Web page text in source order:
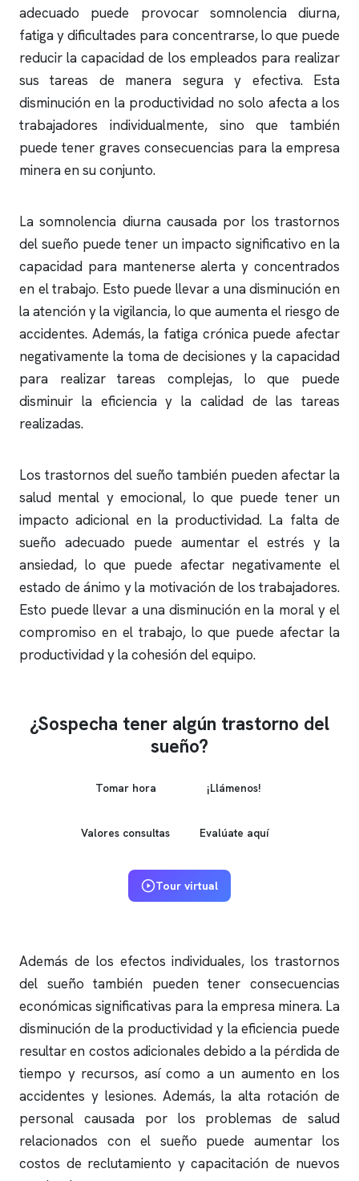
adecuado puede provocar somnolencia diurna,
fatiga y dificultades para concentrarse, lo que puede
reducir la capacidad de los empleados para realizar
sus tareas de manera segura y efectiva. Esta
disminución en la productividad no solo afecta a los
trabajadores individualmente, sino que también
puede tener graves consecuencias para la empresa
minera en su conjunto.
La somnolencia diurna causada por los trastornos
del sueño puede tener un impacto significativo en la
capacidad para mantenerse alerta y concentrados
en el trabajo. Esto puede llevar a una disminución en
la atención y la vigilancia, lo que aumenta el riesgo de
accidentes. Además, la fatiga crónica puede afectar
negativamente la toma de decisiones y la capacidad
para realizar tareas complejas, lo que puede
disminuir la eficiencia y la calidad de las tareas
realizadas.
Los trastornos del sueño también pueden afectar la
salud mental y emocional, lo que puede tener un
impacto adicional en la productividad. La falta de
sueño adecuado puede aumentar el estrés y la
ansiedad, lo que puede afectar negativamente el
estado de ánimo y la motivación de los trabajadores.
Esto puede llevar a una disminución en la moral y el
compromiso en el trabajo, lo que puede afectar la
productividad y la cohesión del equipo.
¿Sospecha tener algún trastorno del
sueño?
Tomar hora ¡Llámenos!
Valores consultas Evalúate aquí
Tour virtual
Además de los efectos individuales, los trastornos
del sueño también pueden tener consecuencias
económicas significativas para la empresa minera. La
disminución de la productividad y la eficiencia puede
resultar en costos adicionales debido a la pérdida de
tiempo y recursos, así como a un aumento en los
accidentes y lesiones. Además, la alta rotación de
personal causada por los problemas de salud
relacionados con el sueño puede aumentar los
costos de reclutamiento y capacitación de nuevos